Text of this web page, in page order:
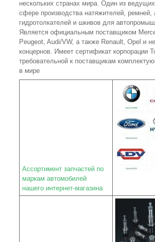
нескольких странах мира. Один из
сфере производства натяжителей, ремней,
гидротолкателей и шкивов для
Является официальным поставщиком
Peugeot, Audi/VW, а также Renault, Opel и
концернов. Имеет сертификат корпорации
требовательной к поставщикам
в мире
Ассортимент запчастей по
маркам автомобилей
нашего интернет-магазина